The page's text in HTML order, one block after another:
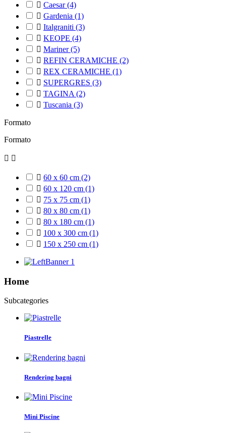
 Caesar(4)
 Gardenia (1)
 Italgraniti (3)
 KEOPE (4)
 Mariner(5)
 REFIN CERAMICHE (2)
 REX CERAMICHE (1)
 SUPERGRES (3)
 TAGINA (2)
 Tuscania (3)
Formato
Formato
 
 60 x 60 cm (2)
 60 x 120 cm (1)
 75 x 75 cm (1)
 80 x 80 cm (1)
 80 x 180 cm (1)
 100 x 300 cm (1)
 150 x 250 cm (1)
Home
Subcategories
Piastrelle
Rendering bagni
Mini Piscine